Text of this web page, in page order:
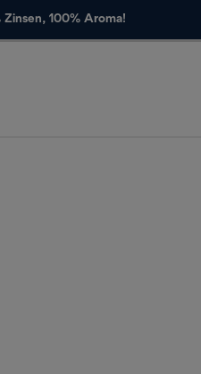
Zinsen, 100% Aroma!